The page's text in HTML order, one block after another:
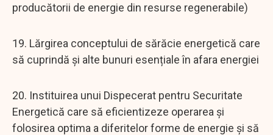
producătorii de energie din resurse regenerabile)
19. Lărgirea conceptului de sărăcie energetică care
să cuprindă și alte bunuri esențiale în afara energiei
20. Instituirea unui Dispecerat pentru Securitate
Energetică care să eficientizeze operarea și
folosirea optima a diferitelor forme de energie și să